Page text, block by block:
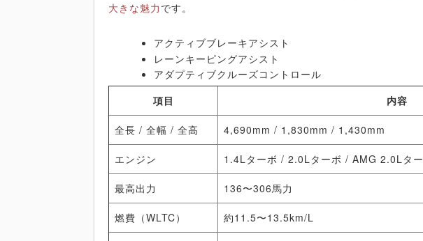
大きな魅力 です。
アクティブブレーキアシスト
レーンキーピングアシスト
アダプティブクルーズコントロール
項目
内容
全長 / 全幅 / 全高 4,690mm / 1,830mm / 1,430mm
エンジン 1.4Lターボ / 2.0Lターボ / AMG 2.0Lタ
最高出力 136〜306馬力
燃費（WLTC） 約11.5〜13.5km/L